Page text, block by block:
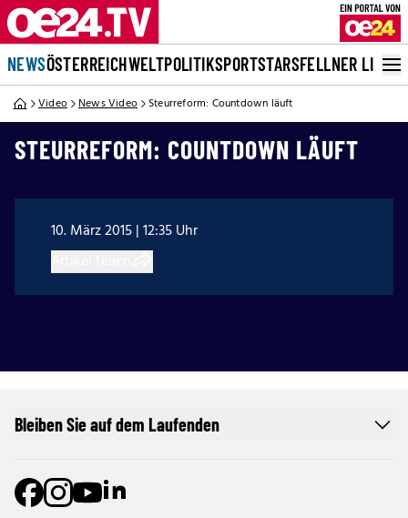
NEWSÖSTERREICHWELTPOLITIKSPORTSTARSFELLNER LIVE
Video News Video Steurreform: Countdown läuft
STEURREFORM: COUNTDOWN LÄUFT
10. März 2015 | 12:35 Uhr
Bleiben Sie auf dem Laufenden